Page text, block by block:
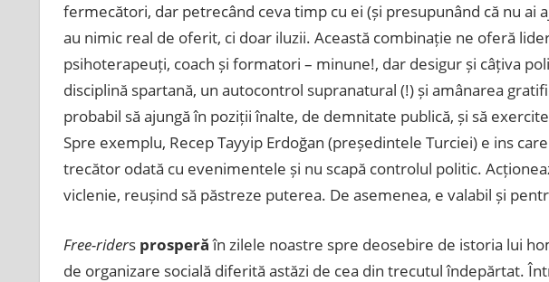
fermecători, dar petrecând ceva timp cu ei (și presupunând că nu ai
au nimic real de oferit, ci doar iluzii. Această combinație ne oferă
psihoterapeuți, coach și formatori – minune!, dar desigur și câțiva
disciplină spartană, un autocontrol supranatural (!) și amânarea
probabil să ajungă în poziții înalte, de demnitate publică, și să
Spre exemplu, Recep Tayyip Erdoğan (președintele Turciei) e ins
trecător odată cu evenimentele și nu scapă controlul politic.
viclenie, reușind să păstreze puterea. De asemenea, e valabil și
Free-riders prosperăîn zilele noastre spre deosebire de istoria lui
de organizare socială diferită astăzi de cea din trecutul îndepărtat.